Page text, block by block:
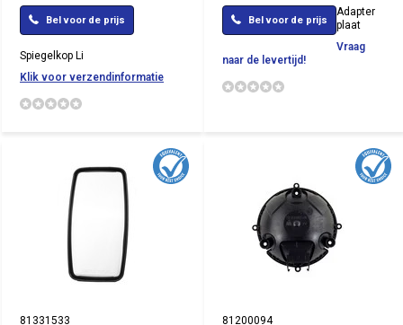
Bel voor de prijs
Spiegelkop Li
Klik voor verzendinformatie
Bel voor de prijs
Adapter
plaat
Vraag
naar de levertijd!
81331533 81200094